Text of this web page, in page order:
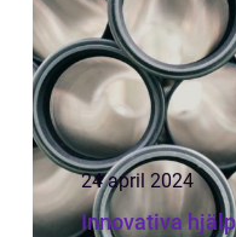
24 april 2024
Innovativa